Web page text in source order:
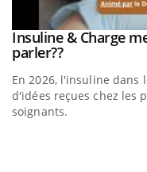
Youtube
Insuline & Charge
parler??Youtube
En 2026, l'insuline dans
d'idées reçues chez les
soignants.